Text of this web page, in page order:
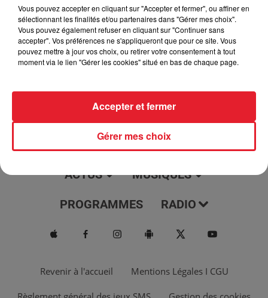
Aline et Laura pour vous réveiller sur Urban hit. Au
programme : le jeu des 30 secondes chrono, le sondage du
jour, l'info moulaga, le saviez-vous...
ACTUS MUSIQUES
PROGRAMMES RADIO
Revenir à l'accueil Mentions Légales I CGU
Vous pouvez accepter en cliquant sur "Accepter et fermer", ou affiner en
sélectionnant les finalités et/ou partenaires dans "Gérer mes choix".
Vous pouvez également refuser en cliquant sur "Continuer sans
accepter". Vos préférences ne s'appliqueront que pour ce site. Vous
pouvez mettre à jour vos choix, ou retirer votre consentement à tout
moment via le lien "Gérer les cookies" situé en bas de chaque page.
Gérer mes choix
Accepter et fermer